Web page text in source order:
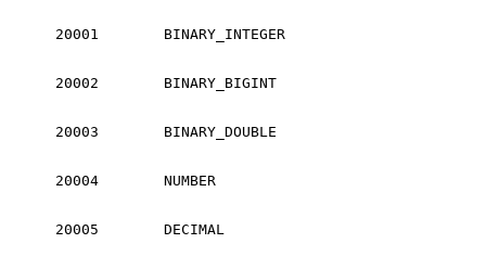
20001 BINARY_INTEGER
20002 BINARY_BIGINT
20003 BINARY_DOUBLE
20004 NUMBER
20005 DECIMAL